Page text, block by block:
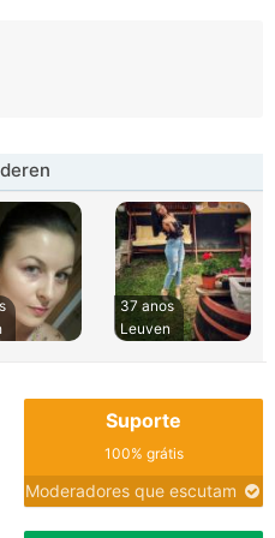
37 anos
Leuven
Suporte
100% grátis
Moderadores que escutam